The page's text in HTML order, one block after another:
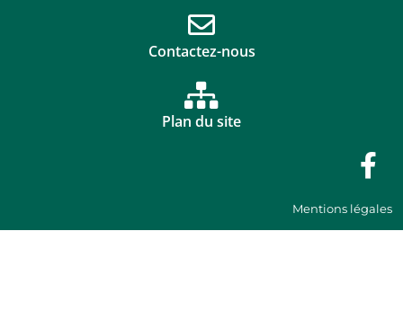
Contactez-nous
Plan du site
Mentions légales